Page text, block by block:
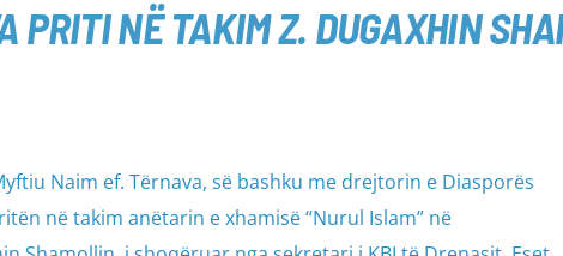
PRITI NË TAKIM Z. DUGAXHIN
Naim ef. Tërnava, së bashku me drejtorin e Diasporës
në takim anëtarin e xhamisë “Nurul Islam” në